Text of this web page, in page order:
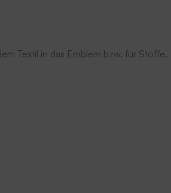
Textil in das Emblem bzw. für Stoffe,